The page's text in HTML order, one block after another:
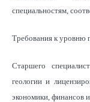
специальностям,
Требования к уровню
Старшего
геологии и
экономики, финансов